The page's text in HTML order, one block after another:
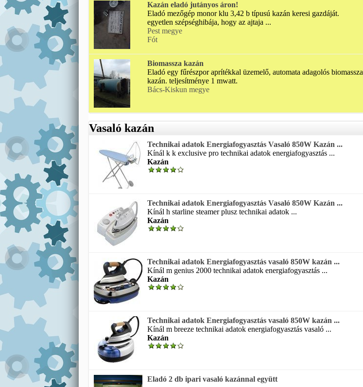
Kazán eladó jutányos áron!
Eladó mezőgép monor klu 3,42 b típusú kazán keresi gazdáját.
egyetlen szépséghibája, hogy az ajtaja ...
Pest megye
Fót
Biomassza kazán
Eladó egy fűrészpor aprítékkal üzemelő, automata adagolós biomassza
kazán. teljesítménye 1 mwatt.
Bács-Kiskun megye
Vasaló kazán
Technikai adatok Energiafogyasztás Vasaló 850W Kazán ...
Kínál k k exclusive pro technikai adatok energiafogyasztás ...
Kazán
Technikai adatok Energiafogyasztás Vasaló 850W Kazán ...
Kínál h starline steamer plusz technikai adatok ...
Kazán
Technikai adatok Energiafogyasztás vasaló 850W kazán ...
Kínál m genius 2000 technikai adatok energiafogyasztás ...
Kazán
Technikai adatok Energiafogyasztás vasaló 850W kazán ...
Kínál m breeze technikai adatok energiafogyasztás vasaló ...
Kazán
Eladó 2 db ipari vasaló kazánnal együtt